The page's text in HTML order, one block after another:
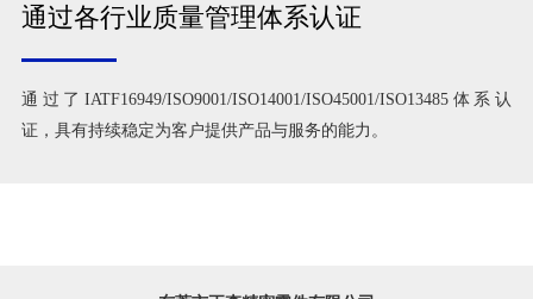
通过各行业质量管理体系认证
通过了IATF16949/ISO9001/ISO14001/ISO45001/ISO13485体系认
证，具有持续稳定为客户提供产品与服务的能力。